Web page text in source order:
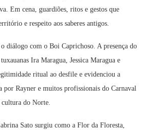
Em cena, guardiões, ritos e gestos que
e respeito aos saberes antigos.
diálogo com o Boi Caprichoso. A presença do
Ira Maragua, Jessica Maragua e
ritual ao desfile e evidenciou a
por Rayner e muitos profissionais do Carnaval
cultura do Norte.
Sato surgiu como a Flor da Floresta,